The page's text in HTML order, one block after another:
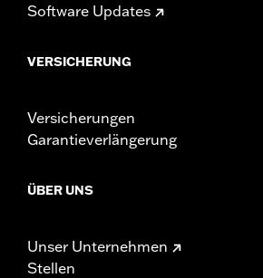
Software Updates
VERSICHERUNG
Versicherungen
Garantieverlängerung
ÜBER UNS
Unser Unternehmen
Stellen